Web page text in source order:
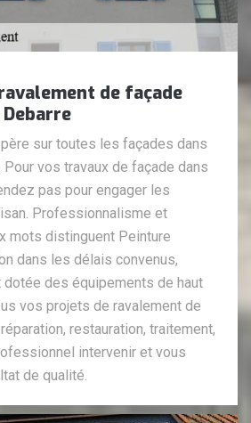
de façade
sur toutes les façades dans
vos travaux de façade dans
pas pour engager les
Professionnalisme et
mots distinguent Peinture
dans les délais convenus,
des équipements de haut
vos projets de ravalement de
restauration, traitement,
intervenir et vous
de qualité.